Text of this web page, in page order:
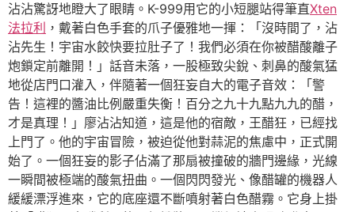
沾沾驚訝地瞪大了眼睛。K-999用它的小短腿站得筆直Xten
法拉利 ，戴著白色手套的爪子優雅地一揮：「沒時間了，沾
沾先生！宇宙水餃快要拉肚子了！我們必須在你被醋酸離子
炮鎖定前離開！」話音未落，一股極致尖銳、刺鼻的酸氣猛
地從店門口灌入，伴隨著一個狂妄自大的電子音效：「警
告！這裡的醬油比例嚴重失衡！百分之九十九點九九的醋，
才是真理！」廖沾沾知道，這是他的宿敵，王醋狂，已經找
上門了。他的宇宙冒險，被迫從他對蒜泥的焦慮中，正式開
始了。一個狂妄的影子佔滿了那扇被撞破的牆門邊緣，光線
一瞬間被極端的酸氣扭曲。一個閃閃發光、像醋罐的機器人
緩緩漂浮進來，它的底座還不斷噴射著白色醋霧。它身上掛